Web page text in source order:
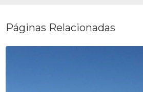
Páginas Relacionadas